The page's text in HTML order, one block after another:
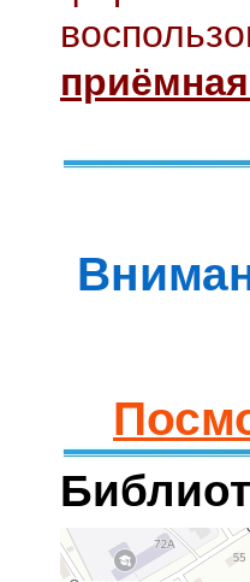
Яндекс.Карты
Улица 1 Мая, 37 —